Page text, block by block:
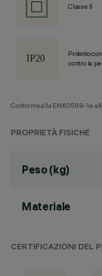
Classe II
Protetto
contro la
Conforme alla EN60598-1 e
PROPRIETÀ FISICHE
Peso (kg)
Materiale
CERTIFICAZIONI DEL